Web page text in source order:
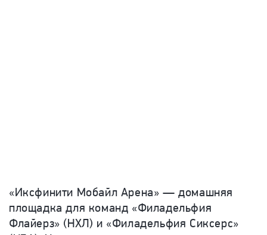
«Иксфинити Мобайл Арена» — домашняя
площадка для команд «Филадельфия
Флайерз» (НХЛ) и «Филадельфия Сиксерс»